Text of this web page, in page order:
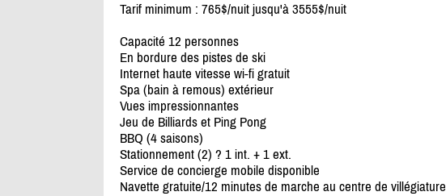
Tarif minimum : 765$/nuit jusqu'à 3555$/nuit
Capacité 12 personnes
En bordure des pistes de ski
Internet haute vitesse wi-fi gratuit
Spa (bain à remous) extérieur
Vues impressionnantes
Jeu de Billiards et Ping Pong
BBQ (4 saisons)
Stationnement (2) ? 1 int. + 1 ext.
Service de concierge mobile disponible
Navette gratuite/12 minutes de marche au centre de villégiature